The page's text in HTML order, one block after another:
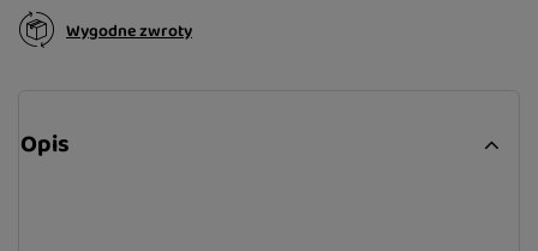
Wygodne zwroty
Opis